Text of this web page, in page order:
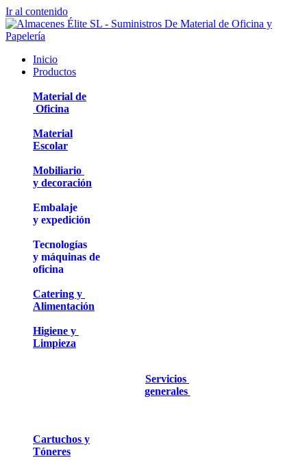
Ir al contenido
Inicio
Productos
Material de
Oficina
Material
Escolar
Mobiliario
y decoración
Embalaje
y expedición
Tecnologías
y máquinas de
oficina
Catering y
Alimentación
Higiene y
Limpieza
Servicios
generales
Cartuchos y
Tóneres